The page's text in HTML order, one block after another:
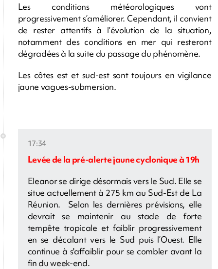
Les conditions météorologiques vont
progressivement s’améliorer. Cependant, il convient
de rester attentifs à l’évolution de la situation,
notamment des conditions en mer qui resteront
dégradées à la suite du passage du phénomène.
Les côtes est et sud-est sont toujours en vigilance
jaune vagues-submersion.
17:34
Levée de la pré-alerte jaune cyclonique à 19h
Eleanor se dirige désormais vers le Sud. Elle se
situe actuellement à 275 km au Sud-Est de La
Réunion. Selon les dernières prévisions, elle
devrait se maintenir au stade de forte
tempête tropicale et faiblir progressivement
en se décalant vers le Sud puis l’Ouest. Elle
continue à s'affaiblir pour se combler avant la
fin du week-end.